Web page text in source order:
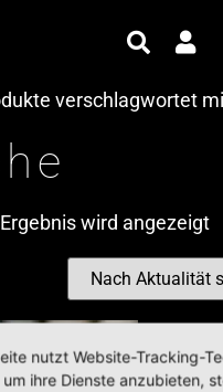
verschlagwortet
wird angezeigt
nutzt Website-Tracking-
ihre Dienste anzubieten,